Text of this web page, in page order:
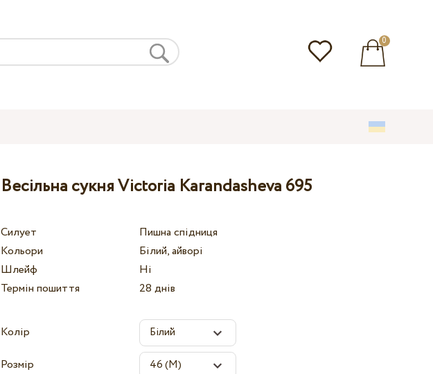
0
Весільна сукня Victoria Karandasheva 695
Силует
Пишна спідниця
Кольори
Білий, айворі
Шлейф
Ні
Термін пошиття
28 днів
Колір
Розмір